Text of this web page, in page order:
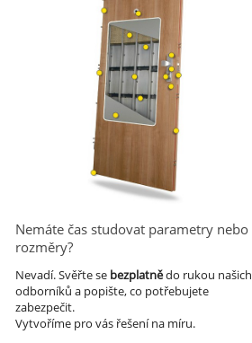
Nemáte čas studovat parametry nebo
rozměry?
Nevadí.Svěřte se bezplatnědo rukou našich
odborníků a popište, co potřebujete
zabezpečit.
Vytvoříme pro vás řešení na míru.